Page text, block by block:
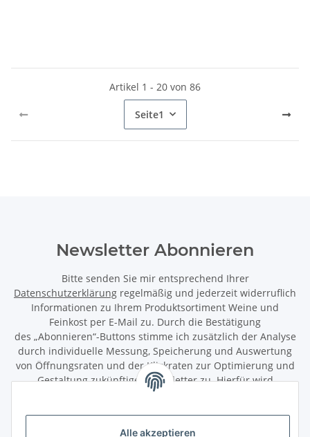
Alle akzeptieren
Artikel 1 - 20 von 86
Seite1
Newsletter Abonnieren
Bitte senden Sie mir entsprechend Ihrer
Datenschutzerklärung regelmäßig und jederzeit widerruflich
Informationen zu Ihrem Produktsortiment Weine und
Feinkost per E-Mail zu. Durch die Bestätigung
des „Abonnieren“-Buttons stimme ich zusätzlich der Analyse
durch individuelle Messung, Speicherung und Auswertung
von Öffnungsraten und der Klickraten zur Optimierung und
Gestaltung zukünftiger Newsletter zu. Hierfür wird
das Nutzungsverhalten in pseudonymisierter Form